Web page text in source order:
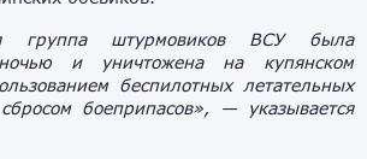
группа штурмовиков ВСУ была
и уничтожена на купянском
беспилотных летательных
боеприпасов», — указывается